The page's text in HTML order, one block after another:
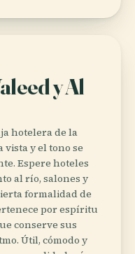
y Al
hotelera de la
y el tono se
Espere hoteles
al río, salones y
formalidad de
por espíritu
conserve sus
Útil, cómodo y